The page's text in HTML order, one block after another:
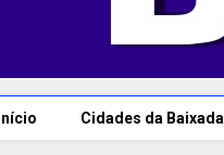
Início Cidades da Baixada